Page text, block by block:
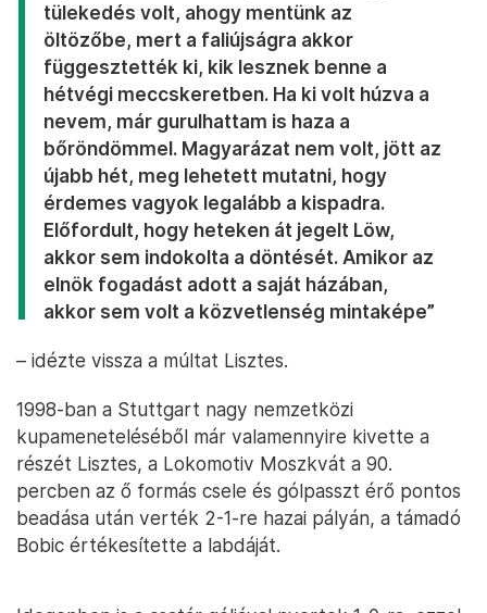
tülekedés volt, ahogy mentünk az
öltözőbe, mert a faliújságra akkor
függesztették ki, kik lesznek benne a
hétvégi meccskeretben. Ha ki volt húzva a
nevem, már gurulhattam is haza a
bőröndömmel. Magyarázat nem volt, jött az
újabb hét, meg lehetett mutatni, hogy
érdemes vagyok legalább a kispadra.
Előfordult, hogy heteken át jegelt Löw,
akkor sem indokolta a döntését. Amikor az
elnök fogadást adott a saját házában,
akkor sem volt a közvetlenség mintaképe”
– idézte vissza a múltat Lisztes.
1998-ban a Stuttgart nagy nemzetközi
kupameneteléséből már valamennyire kivette a
részét Lisztes, a Lokomotiv Moszkvát a 90.
percben az ő formás csele és gólpasszt érő pontos
beadása után verték 2-1-re hazai pályán, a támadó
Bobic értékesítette a labdáját.